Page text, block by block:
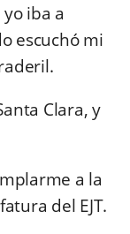
iba a
escuchó mi
Clara, y
a la
del EJT.